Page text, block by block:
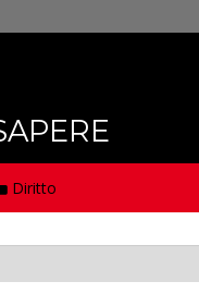
Diritto